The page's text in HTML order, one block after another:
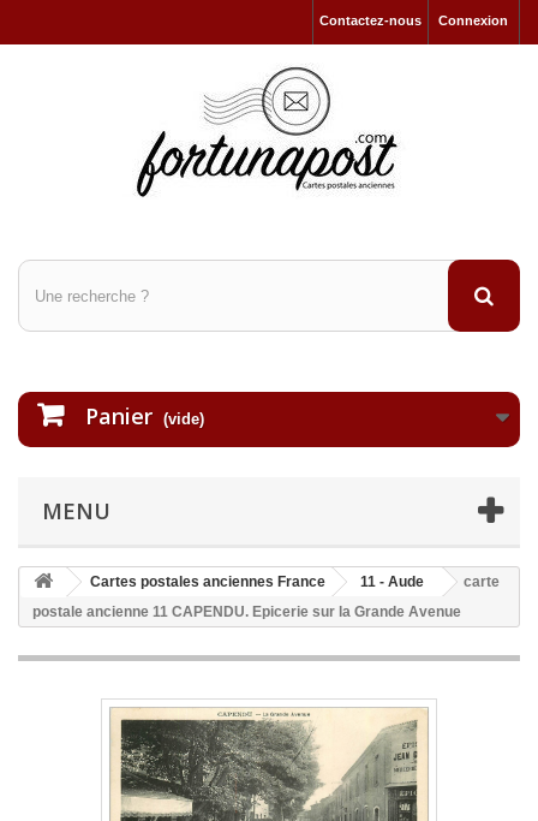
Connexion
Contactez-nous
Panier (vide)
MENU
Cartes postales anciennes France 11 - Aude
carte
postale ancienne 11 CAPENDU. Epicerie sur la Grande Avenue